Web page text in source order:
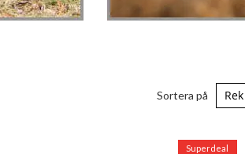
Sortera på
Superdeal